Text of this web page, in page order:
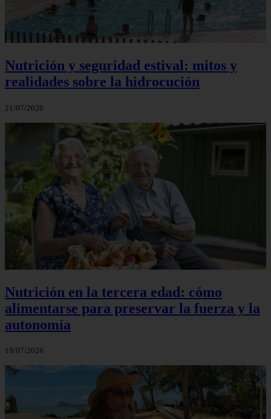
Nutrición y seguridad estival: mitos y
realidades sobre la hidrocución
21/07/2026
Nutrición en la tercera edad: cómo
alimentarse para preservar la fuerza y la
autonomía
19/07/2026